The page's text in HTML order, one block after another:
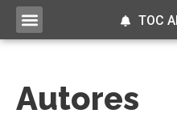
TOC
Autores